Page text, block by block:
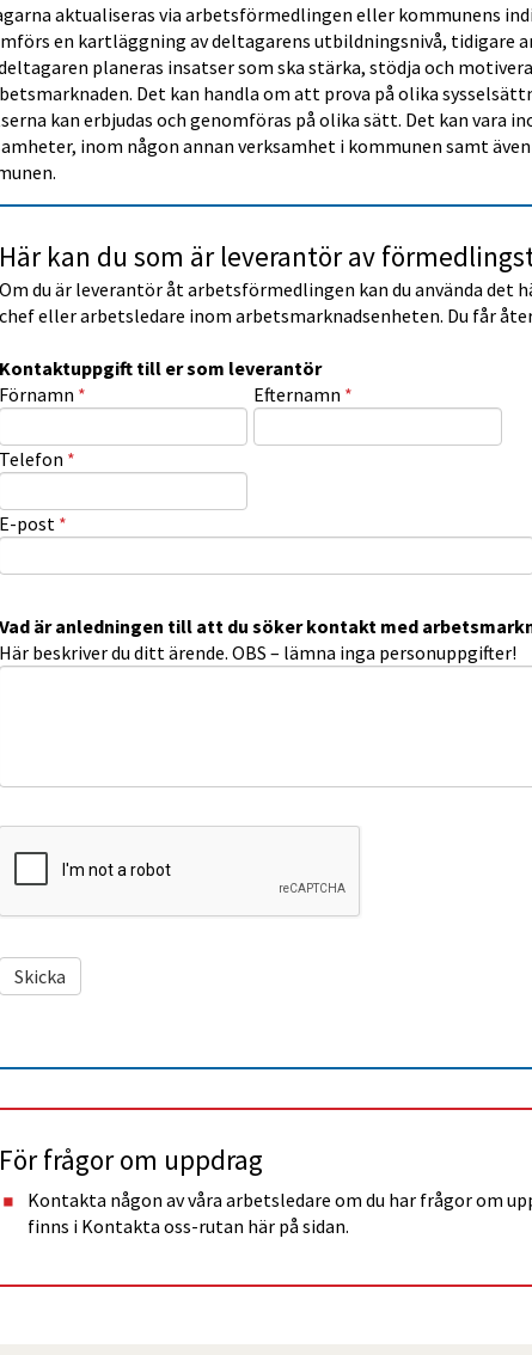
aktualiseras via arbetsförmedlingen eller kommunens
en kartläggning av deltagarens utbildningsnivå, tidigare
planeras insatser som ska stärka, stödja och
Det kan handla om att prova på olika
kan erbjudas och genomföras på olika sätt. Det kan vara
inom någon annan verksamhet i kommunen samt
Här kan du som är leverantör av
Om du är leverantör åt arbetsförmedlingen kan du använda
chef eller arbetsledare inom arbetsmarknadsenheten. Du får
Kontaktuppgift till er som leverantör
till er som leverantör
Förnamn * Efternamn *
Telefon *
E-post *
Vad är anledningen till att du söker kontakt med
Här beskriver du ditt ärende. OBS – lämna inga personuppgifter!
För frågor om uppdrag
Kontakta någon av våra arbetsledare om du har frågor om
finns i Kontakta oss-rutan här på sidan.